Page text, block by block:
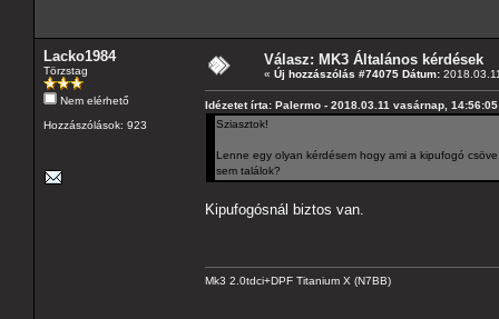
Lacko1984
Törzstag
Nem elérhető
Hozzászólások: 923
Válasz: MK3 Általános kérdések
« Új hozzászólás #74075 Dátum:
Idézetet írta: Palermo - 2018.03.11 vasárnap, 14:56:05
Sziasztok!
Lenne egy olyan kérdésem hogy ami a kipufogó
sem találok?
Kipufogósnál biztos van.
Mk3 2.0tdci+DPF Titanium X (N7BB)